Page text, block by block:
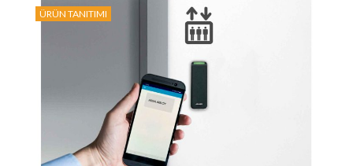
ÜRÜN TANITIMI